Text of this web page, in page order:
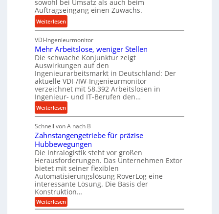
e
s
s
e
b
u
n
d
H
y
d
r
a
u
l
i
m
V
e
r
g
l
e
s
e
u
n
d
l
a
n
g
l
e
b
i
g
e
K
u
g
e
l
g
e
w
sowohl bei Umsatz als auch beim
Auftragseingang einen Zuwachs.
Weiterlesen:
K
r
o
n
e
s
s
t
e
i
g
r
t
U
m
s
a
t
z
VDI-Ingenieurmonitor
Mehr Arbeitslose, weniger Stellen
Die schwache Konjunktur zeigt
Auswirkungen auf den
Ingenieurarbeitsmarkt in Deutschland: Der
aktuelle VDI-/IW-Ingenieurmonitor
verzeichnet mit 58.392 Arbeitslosen in
Ingenieur- und IT-Berufen den…
Weiterlesen:
M
e
h
r
A
r
b
e
i
t
s
Schnell von A nach B
Zahnstangengetriebe für präzise
Hubbewegungen
Die Intralogistik steht vor großen
Herausforderungen. Das Unternehmen Extor
bietet mit seiner flexiblen
Automatisierungslösung RoverLog eine
interessante Lösung. Die Basis der
Konstruktion…
Weiterlesen:
Z